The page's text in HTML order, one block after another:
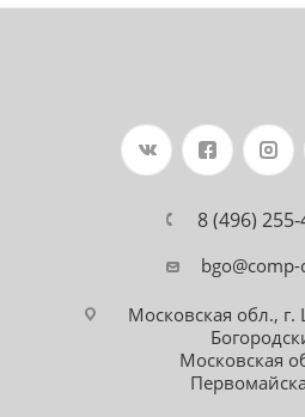
8 (496)
Московская обл.,
Московская